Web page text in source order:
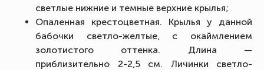
светлые нижние и темные верхние крылья;
Опаленная крестоцветная. Крылья у данной
бабочки светло-желтые, с окаймлением
золотистого оттенка. Длина —
приблизительно 2-2,5 см. Личинки светло-